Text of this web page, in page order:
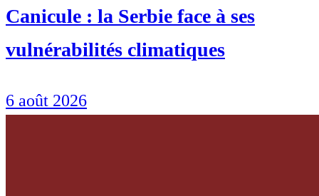
Canicule : la Serbie face à ses
vulnérabilités climatiques
6 août 2026